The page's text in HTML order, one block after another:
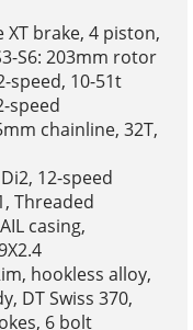
XT brake, 4 piston,
S6: 203mm rotor
speed, 10-51t
speed
chainline, 32T,
12-speed
Threaded
casing,
hookless alloy,
DT Swiss 370,
6 bolt